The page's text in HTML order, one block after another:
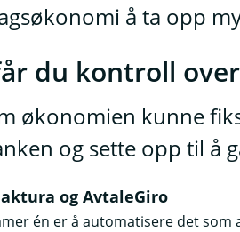
å ta opp
du kontroll
økonomien kunne
og sette opp til å
og AvtaleGiro
én er å automatisere det